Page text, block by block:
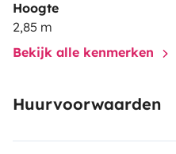
Hoogte
2,85 m
Bekijk alle kenmerken
Huurvoorwaarden